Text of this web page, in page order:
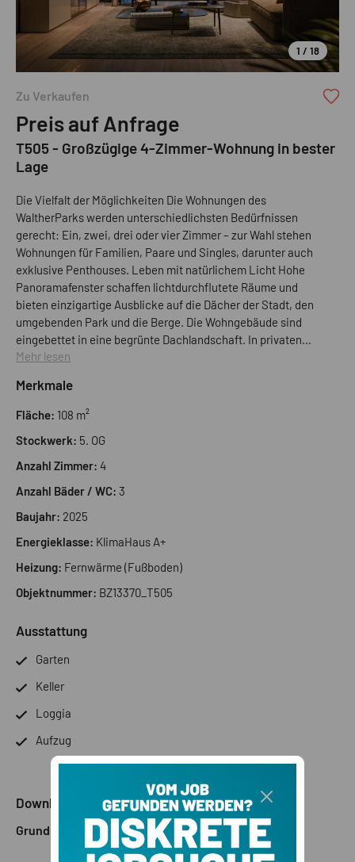
1 / 18
Zu Verkaufen
Preis auf Anfrage
T505 - Großzügige 4-Zimmer-Wohnung in bester
Lage
Die Vielfalt der Möglichkeiten Die Wohnungen des
WaltherParks werden unterschiedlichsten Bedürfnissen
gerecht: Ein, zwei, drei oder vier Zimmer – zur Wahl stehen
Wohnungen für Familien, Paare und Singles, darunter auch
exklusive Penthouses. Leben mit natürlichem Licht Hohe
Panoramafenster schaffen lichtdurchflutete Räume und
bieten einzigartige Ausblicke auf die Dächer der Stadt, den
umgebenden Park und die Berge. Die Wohngebäude sind
eingebettet in eine begrünte Dachlandschaft. In privaten
Gärten, Loggien oder Terrassen genießen Sie Ruhe und Natur
Ausstattung ist geprägt von innovativem italienischem Design
– minimalistisch und wohnlich zugleich. Hochwertig
der Region, zeugen von Handwerkskunst Made in Italy und
schaffen ein Ambiente von zeitloser Eleganz.
Mehr lesen
Merkmale
Fläche: 108 m²
Stockwerk: 5. OG
Anzahl Zimmer: 4
Anzahl Bäder / WC: 3
Baujahr: 2025
Energieklasse: KlimaHaus A+
Heizung: Fernwärme (Fußboden)
Objektnummer: BZ13370_T505
Ausstattung
Garten
Keller
Loggia
Aufzug
Downloads
Grundriss 1